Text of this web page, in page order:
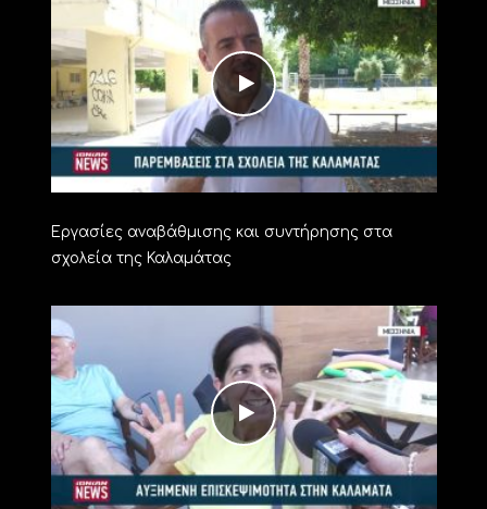
Εργασίες αναβάθμισης και συντήρησης στα
σχολεία της Καλαμάτας